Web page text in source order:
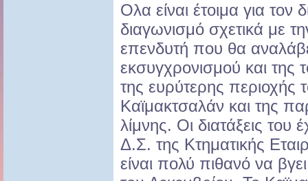
Ολα είναι έτοιμα για τον
διαγωνισμό σχετικά με
επενδυτή που θα
εκσυγχρονισμού και της
της ευρύτερης περιοχής
Καϊμακτσαλάν και της
λίμνης. Οι διατάξεις του
Δ.Σ. της Κτηματικής
είναι πολύ πιθανό να